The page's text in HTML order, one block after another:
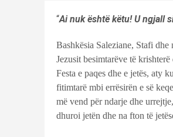
“Ai nuk është këtu! U ngjall
Bashkësia Saleziane, Stafi
Jezusit besimtarëve të
Festa e paqes dhe e jetës, aty
fitimtarë mbi errësirën e së
më vend për ndarje dhe
dhuroi jetën dhe na fton të